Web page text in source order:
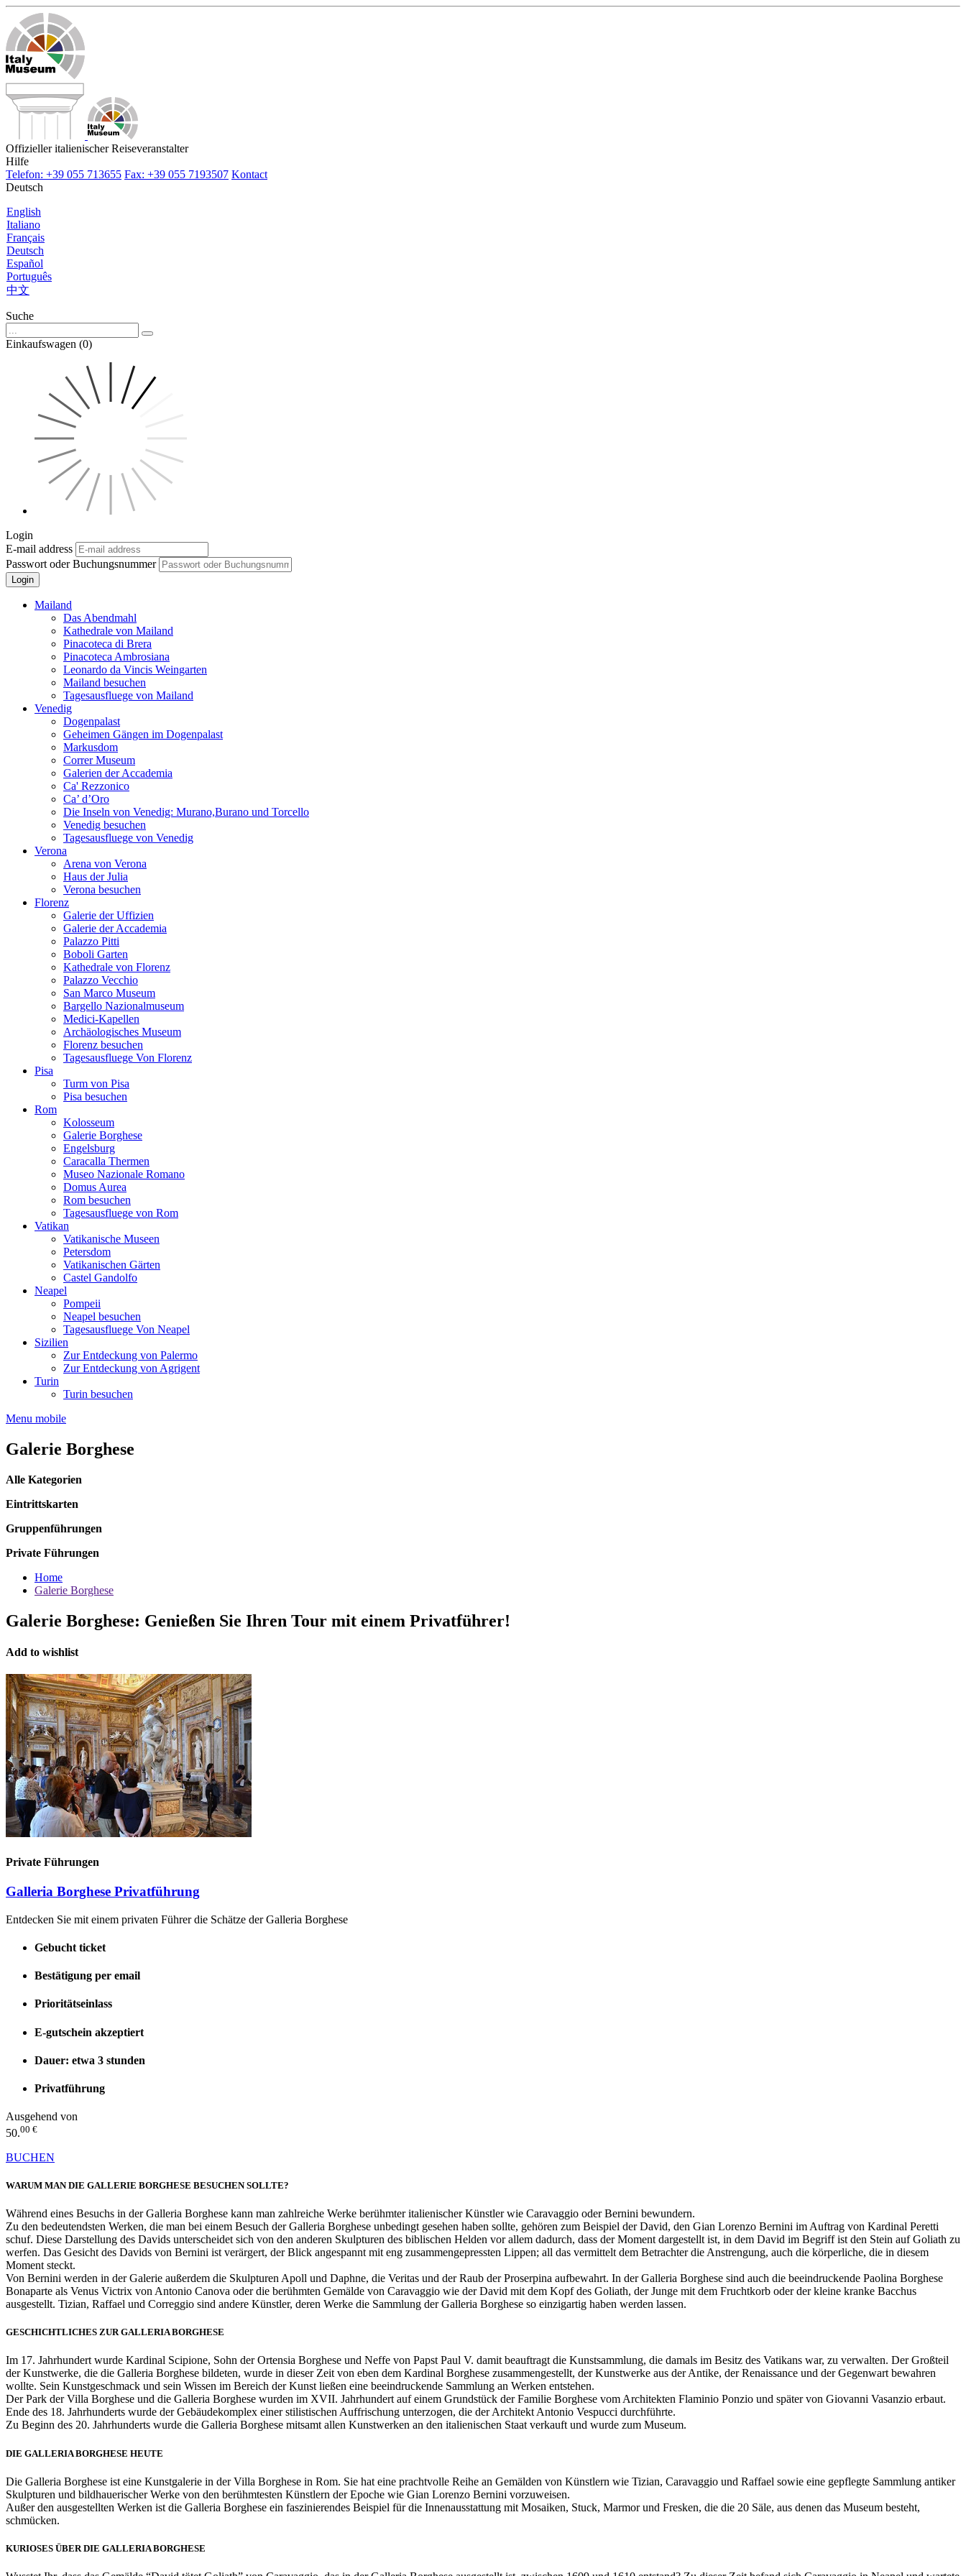
Offizieller italienischer Reiseveranstalter
Hilfe
Telefon: +39 055 713655 Fax: +39 055 7193507 Kontact
Deutsch
English
Italiano
Français
Deutsch
Español
Português
中文
Suche
Einkaufswagen (0)
Login
E-mail address
Passwort oder Buchungsnummer
Login
Mailand
Das Abendmahl
Kathedrale von Mailand
Pinacoteca di Brera
Pinacoteca Ambrosiana
Leonardo da Vincis Weingarten
Mailand besuchen
Tagesausfluege von Mailand
Venedig
Dogenpalast
Geheimen Gängen im Dogenpalast
Markusdom
Correr Museum
Galerien der Accademia
Ca' Rezzonico
Ca’ d’Oro
Die Inseln von Venedig: Murano,Burano und Torcello
Venedig besuchen
Tagesausfluege von Venedig
Verona
Arena von Verona
Haus der Julia
Verona besuchen
Florenz
Galerie der Uffizien
Galerie der Accademia
Palazzo Pitti
Boboli Garten
Kathedrale von Florenz
Palazzo Vecchio
San Marco Museum
Bargello Nazionalmuseum
Medici-Kapellen
Archäologisches Museum
Florenz besuchen
Tagesausfluege Von Florenz
Pisa
Turm von Pisa
Pisa besuchen
Rom
Kolosseum
Galerie Borghese
Engelsburg
Caracalla Thermen
Museo Nazionale Romano
Domus Aurea
Rom besuchen
Tagesausfluege von Rom
Vatikan
Vatikanische Museen
Petersdom
Vatikanischen Gärten
Castel Gandolfo
Neapel
Pompeii
Neapel besuchen
Tagesausfluege Von Neapel
Sizilien
Zur Entdeckung von Palermo
Zur Entdeckung von Agrigent
Turin
Turin besuchen
Menu mobile
Galerie Borghese
Alle Kategorien
Eintrittskarten
Gruppenführungen
Private Führungen
Home
Galerie Borghese
Galerie Borghese: Genießen Sie Ihren Tour mit einem Privatführer!
Add to wishlist
Private Führungen
Galleria Borghese Privatführung
Entdecken Sie mit einem privaten Führer die Schätze der Galleria Borghese
Gebucht ticket
Bestätigung per email
Prioritätseinlass
E-gutschein akzeptiert
Dauer: etwa 3 stunden
Privatführung
Ausgehend von
50.00 €
BUCHEN
WARUM MAN DIE GALLERIE BORGHESE BESUCHEN SOLLTE?
Während eines Besuchs in der Galleria Borghese kann man zahlreiche Werke berühmter italienischer Künstler wie Caravaggio oder Bernini bewundern.
Zu den bedeutendsten Werken, die man bei einem Besuch der Galleria Borghese unbedingt gesehen haben sollte, gehören zum Beispiel der David, den Gian Lorenzo Bernini im Auftrag von Kardinal Peretti
schuf. Diese Darstellung des Davids unterscheidet sich von den anderen Skulpturen des biblischen Helden vor allem dadurch, dass der Moment dargestellt ist, in dem David im Begriff ist den Stein auf Goliath zu
werfen. Das Gesicht des Davids von Bernini ist verärgert, der Blick angespannt mit eng zusammengepressten Lippen; all das vermittelt dem Betrachter die Anstrengung, auch die körperliche, die in diesem
Moment steckt.
Von Bernini werden in der Galerie außerdem die Skulpturen Apoll und Daphne, die Veritas und der Raub der Proserpina aufbewahrt. In der Galleria Borghese sind auch die beeindruckende Paolina Borghese
Bonaparte als Venus Victrix von Antonio Canova oder die berühmten Gemälde von Caravaggio wie der David mit dem Kopf des Goliath, der Junge mit dem Fruchtkorb oder der kleine kranke Bacchus
ausgestellt. Tizian, Raffael und Correggio sind andere Künstler, deren Werke die Sammlung der Galleria Borghese so einzigartig haben werden lassen.
GESCHICHTLICHES ZUR GALLERIA BORGHESE
Im 17. Jahrhundert wurde Kardinal Scipione, Sohn der Ortensia Borghese und Neffe von Papst Paul V. damit beauftragt die Kunstsammlung, die damals im Besitz des Vatikans war, zu verwalten. Der Großteil
der Kunstwerke, die die Galleria Borghese bildeten, wurde in dieser Zeit von eben dem Kardinal Borghese zusammengestellt, der Kunstwerke aus der Antike, der Renaissance und der Gegenwart bewahren
wollte. Sein Kunstgeschmack und sein Wissen im Bereich der Kunst ließen eine beeindruckende Sammlung an Werken entstehen.
Der Park der Villa Borghese und die Galleria Borghese wurden im XVII. Jahrhundert auf einem Grundstück der Familie Borghese vom Architekten Flaminio Ponzio und später von Giovanni Vasanzio erbaut.
Ende des 18. Jahrhunderts wurde der Gebäudekomplex einer stilistischen Auffrischung unterzogen, die der Architekt Antonio Vespucci durchführte.
Zu Beginn des 20. Jahrhunderts wurde die Galleria Borghese mitsamt allen Kunstwerken an den italienischen Staat verkauft und wurde zum Museum.
DIE GALLERIA BORGHESE HEUTE
Die Galleria Borghese ist eine Kunstgalerie in der Villa Borghese in Rom. Sie hat eine prachtvolle Reihe an Gemälden von Künstlern wie Tizian, Caravaggio und Raffael sowie eine gepflegte Sammlung antiker
Skulpturen und bildhauerischer Werke von den berühmtesten Künstlern der Epoche wie Gian Lorenzo Bernini vorzuweisen.
Außer den ausgestellten Werken ist die Galleria Borghese ein faszinierendes Beispiel für die Innenausstattung mit Mosaiken, Stuck, Marmor und Fresken, die die 20 Säle, aus denen das Museum besteht,
schmücken.
KURIOSES ÜBER DIE GALLERIA BORGHESE